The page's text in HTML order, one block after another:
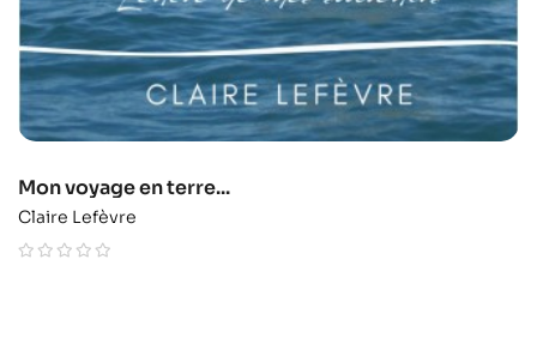
Mon voyage en terre...
Claire Lefèvre